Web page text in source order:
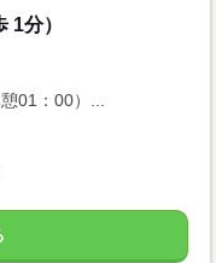
1分）
01：00）...